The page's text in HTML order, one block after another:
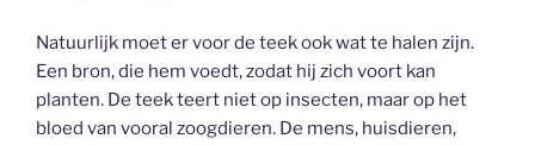
Natuurlijk moet er voor de teek ook wat te halen zijn.
Een bron, die hem voedt, zodat hij zich voort kan
planten. De teek teert niet op insecten, maar op het
bloed van vooral zoogdieren. De mens, huisdieren,